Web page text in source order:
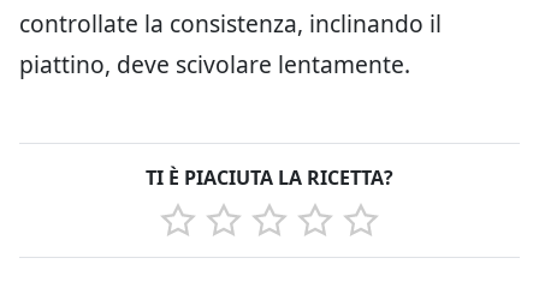
controllate la consistenza, inclinando il
piattino, deve scivolare lentamente.
TI È PIACIUTA LA RICETTA?